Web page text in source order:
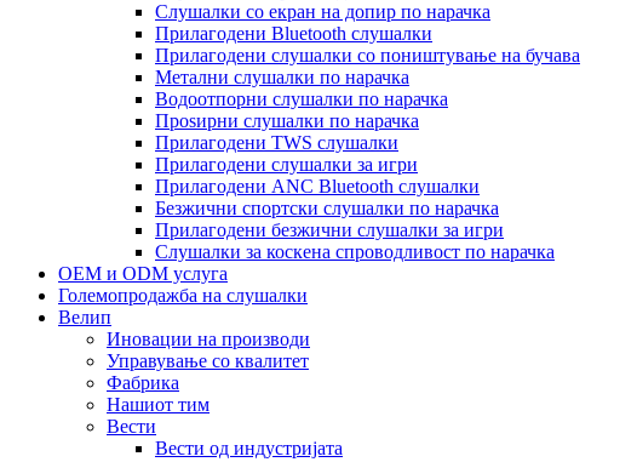
Слушалки со екран на допир по нарачка
Прилагодени Bluetooth слушалки
Прилагодени слушалки со поништување на бучава
Метални слушалки по нарачка
Водоотпорни слушалки по нарачка
Проѕирни слушалки по нарачка
Прилагодени TWS слушалки
Прилагодени слушалки за игри
Прилагодени ANC Bluetooth слушалки
Безжични спортски слушалки по нарачка
Прилагодени безжични слушалки за игри
Слушалки за коскена спроводливост по нарачка
OEM и ODM услуга
Големопродажба на слушалки
Велип
Иновации на производи
Управување со квалитет
Фабрика
Нашиот тим
Вести
Вести од индустријата